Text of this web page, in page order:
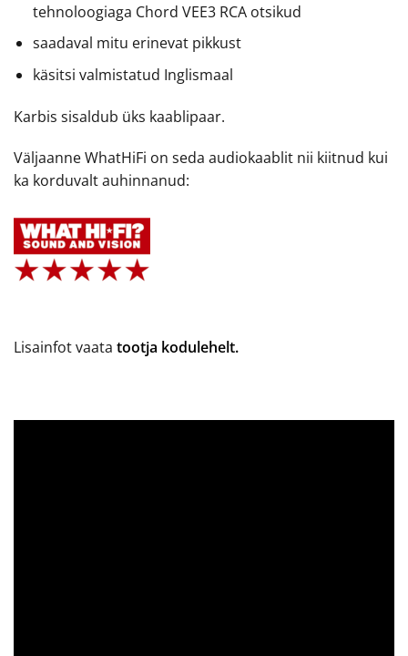
tehnoloogiaga Chord VEE3 RCA otsikud
saadaval mitu erinevat pikkust
käsitsi valmistatud Inglismaal
Karbis sisaldub üks kaablipaar.
Väljaanne WhatHiFi on seda audiokaablit nii kiitnud kui
ka korduvalt auhinnanud:
Lisainfot vaata tootja kodulehelt.